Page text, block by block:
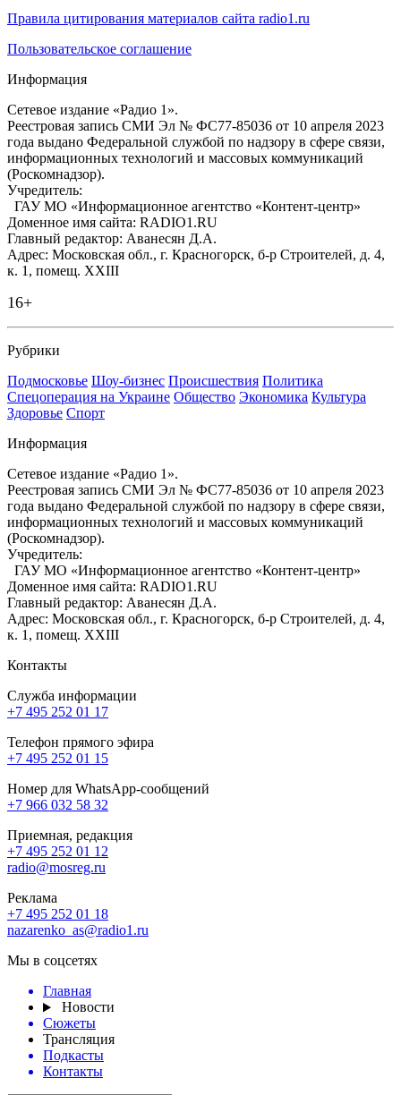
Правила цитирования материалов сайта radio1.ru
Пользовательское соглашение
Информация
Сетевое издание «Радио 1».
Реестровая запись СМИ Эл № ФС77-85036 от 10 апреля 2023
года выдано Федеральной службой по надзору в сфере связи,
информационных технологий и массовых коммуникаций
(Роскомнадзор).
Учредитель:
ГАУ МО «Информационное агентство «Контент-центр»
Доменное имя сайта: RADIO1.RU
Главный редактор: Аванесян Д.А.
Адрес: Московская обл., г. Красногорск, б-р Строителей, д. 4,
к. 1, помещ. XXIII
16+
Рубрики
Подмосковье Шоу-бизнес Происшествия Политика
Спецоперация на Украине Общество Экономика Культура
Здоровье Спорт
Информация
Сетевое издание «Радио 1».
Реестровая запись СМИ Эл № ФС77-85036 от 10 апреля 2023
года выдано Федеральной службой по надзору в сфере связи,
информационных технологий и массовых коммуникаций
(Роскомнадзор).
Учредитель:
ГАУ МО «Информационное агентство «Контент-центр»
Доменное имя сайта: RADIO1.RU
Главный редактор: Аванесян Д.А.
Адрес: Московская обл., г. Красногорск, б-р Строителей, д. 4,
к. 1, помещ. XXIII
Контакты
Служба информации
+7 495 252 01 17
Телефон прямого эфира
+7 495 252 01 15
Номер для WhatsApp-сообщений
+7 966 032 58 32
Приемная, редакция
+7 495 252 01 12
radio@mosreg.ru
Реклама
+7 495 252 01 18
nazarenko_as@radio1.ru
Мы в соцсетях
Главная
Новости
Сюжеты
Трансляция
Подкасты
Контакты